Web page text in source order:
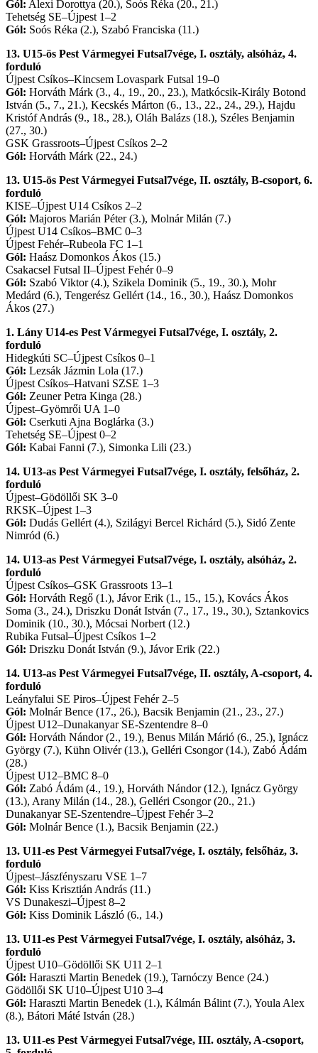
Gól: Alexi Dorottya (20.), Soós Réka (20., 21.)
Tehetség SE–Újpest 1–2
Gól: Soós Réka (2.), Szabó Franciska (11.)
13. U15-ös Pest Vármegyei Futsal7vége, I. osztály, alsóház, 4.
forduló
Újpest Csíkos–Kincsem Lovaspark Futsal 19–0
Gól: Horváth Márk (3., 4., 19., 20., 23.), Matkócsik-Király Botond
István (5., 7., 21.), Kecskés Márton (6., 13., 22., 24., 29.), Hajdu
Kristóf András (9., 18., 28.), Oláh Balázs (18.), Széles Benjamin
(27., 30.)
GSK Grassroots–Újpest Csíkos 2–2
Gól: Horváth Márk (22., 24.)
13. U15-ös Pest Vármegyei Futsal7vége, II. osztály, B-csoport, 6.
forduló
KISE–Újpest U14 Csíkos 2–2
Gól: Majoros Marián Péter (3.), Molnár Milán (7.)
Újpest U14 Csíkos–BMC 0–3
Újpest Fehér–Rubeola FC 1–1
Gól: Haász Domonkos Ákos (15.)
Csakacsel Futsal II–Újpest Fehér 0–9
Gól: Szabó Viktor (4.), Szikela Dominik (5., 19., 30.), Mohr
Medárd (6.), Tengerész Gellért (14., 16., 30.), Haász Domonkos
Ákos (27.)
1. Lány U14-es Pest Vármegyei Futsal7vége, I. osztály, 2.
forduló
Hidegkúti SC–Újpest Csíkos 0–1
Gól: Lezsák Jázmin Lola (17.)
Újpest Csíkos–Hatvani SZSE 1–3
Gól: Zeuner Petra Kinga (28.)
Újpest–Gyömrői UA 1–0
Gól: Cserkuti Ajna Boglárka (3.)
Tehetség SE–Újpest 0–2
Gól: Kabai Fanni (7.), Simonka Lili (23.)
14. U13-as Pest Vármegyei Futsal7vége, I. osztály, felsőház, 2.
forduló
Újpest–Gödöllői SK 3–0
RKSK–Újpest 1–3
Gól: Dudás Gellért (4.), Szilágyi Bercel Richárd (5.), Sidó Zente
Nimród (6.)
14. U13-as Pest Vármegyei Futsal7vége, I. osztály, alsóház, 2.
forduló
Újpest Csíkos–GSK Grassroots 13–1
Gól: Horváth Regő (1.), Jávor Erik (1., 15., 15.), Kovács Ákos
Soma (3., 24.), Driszku Donát István (7., 17., 19., 30.), Sztankovics
Dominik (10., 30.), Mócsai Norbert (12.)
Rubika Futsal–Újpest Csíkos 1–2
Gól: Driszku Donát István (9.), Jávor Erik (22.)
14. U13-as Pest Vármegyei Futsal7vége, II. osztály, A-csoport, 4.
forduló
Leányfalui SE Piros–Újpest Fehér 2–5
Gól: Molnár Bence (17., 26.), Bacsik Benjamin (21., 23., 27.)
Újpest U12–Dunakanyar SE-Szentendre 8–0
Gól: Horváth Nándor (2., 19.), Benus Milán Márió (6., 25.), Ignácz
György (7.), Kühn Olivér (13.), Gelléri Csongor (14.), Zabó Ádám
(28.)
Újpest U12–BMC 8–0
Gól: Zabó Ádám (4., 19.), Horváth Nándor (12.), Ignácz György
(13.), Arany Milán (14., 28.), Gelléri Csongor (20., 21.)
Dunakanyar SE-Szentendre–Újpest Fehér 3–2
Gól: Molnár Bence (1.), Bacsik Benjamin (22.)
13. U11-es Pest Vármegyei Futsal7vége, I. osztály, felsőház, 3.
forduló
Újpest–Jászfényszaru VSE 1–7
Gól: Kiss Krisztián András (11.)
VS Dunakeszi–Újpest 8–2
Gól: Kiss Dominik László (6., 14.)
13. U11-es Pest Vármegyei Futsal7vége, I. osztály, alsóház, 3.
forduló
Újpest U10–Gödöllői SK U11 2–1
Gól: Haraszti Martin Benedek (19.), Tarnóczy Bence (24.)
Gödöllői SK U10–Újpest U10 3–4
Gól: Haraszti Martin Benedek (1.), Kálmán Bálint (7.), Youla Alex
(8.), Bátori Máté István (28.)
13. U11-es Pest Vármegyei Futsal7vége, III. osztály, A-csoport,